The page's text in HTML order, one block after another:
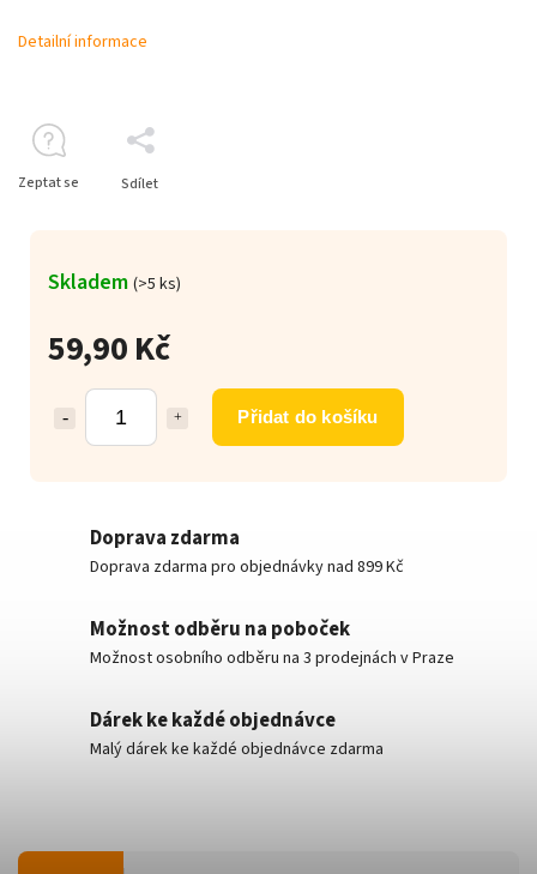
59,90 Kč
Přidat do košíku
Skladem (>5 ks)
Detailní informace
Zeptat se Sdílet
Doprava zdarma
Doprava zdarma pro objednávky nad 899 Kč
Možnost odběru na poboček
Možnost osobního odběru na 3 prodejnách v Praze
Dárek ke každé objednávce
Malý dárek ke každé objednávce zdarma